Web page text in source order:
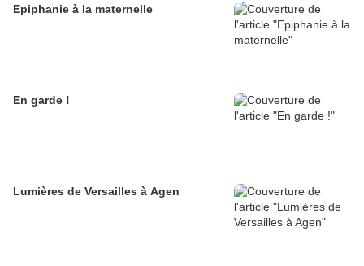
Epiphanie à la maternelle
En garde !
Lumières de Versailles à Agen